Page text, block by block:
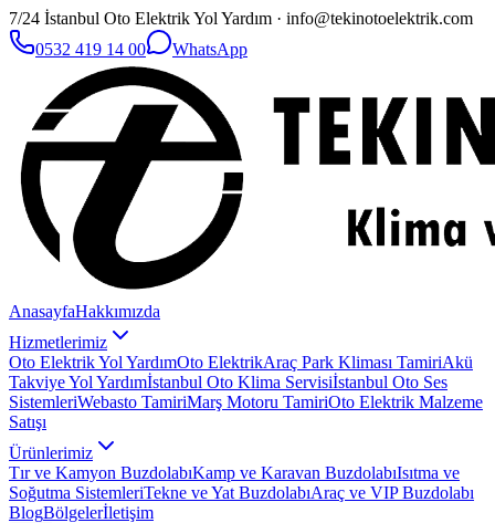
7/24 İstanbul Oto Elektrik Yol Yardım · info@tekinotoelektrik.com
0532 419 14 00
WhatsApp
AnasayfaHakkımızda
Hizmetlerimiz
Oto Elektrik Yol YardımOto ElektrikAraç Park Kliması TamiriAkü
Takviye Yol Yardımİstanbul Oto Klima Servisiİstanbul Oto Ses
SistemleriWebasto TamiriMarş Motoru TamiriOto Elektrik Malzeme
Satışı
Ürünlerimiz
Tır ve Kamyon BuzdolabıKamp ve Karavan BuzdolabıIsıtma ve
Soğutma SistemleriTekne ve Yat BuzdolabıAraç ve VIP Buzdolabı
BlogBölgelerİletişim